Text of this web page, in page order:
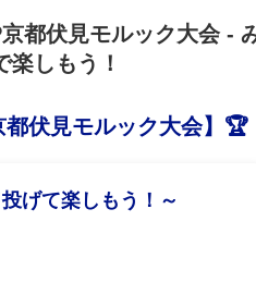
京都伏見モルック大会 -
楽しもう！
伏見モルック大会】🏆
げて楽しもう！～